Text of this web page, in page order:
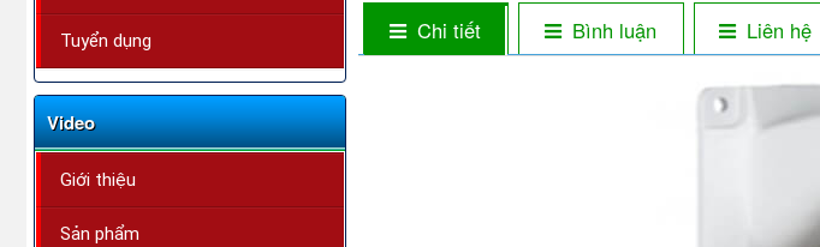
Chi tiết Bình luận Liên hệ
Tuyển dụng
Video
Giới thiệu
Sản phẩm